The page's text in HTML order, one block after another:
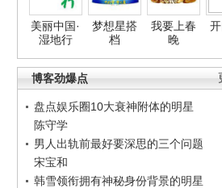
美丽中国·
湿地行
梦想星搭
档
我要上春
晚
博客劲爆点
盘点娱乐圈10大衰神附体的明星
陈守学
男人出轨前最好要深思的三个问题
宋宝和
韩雪领衔拥有神秘身份背景的明星